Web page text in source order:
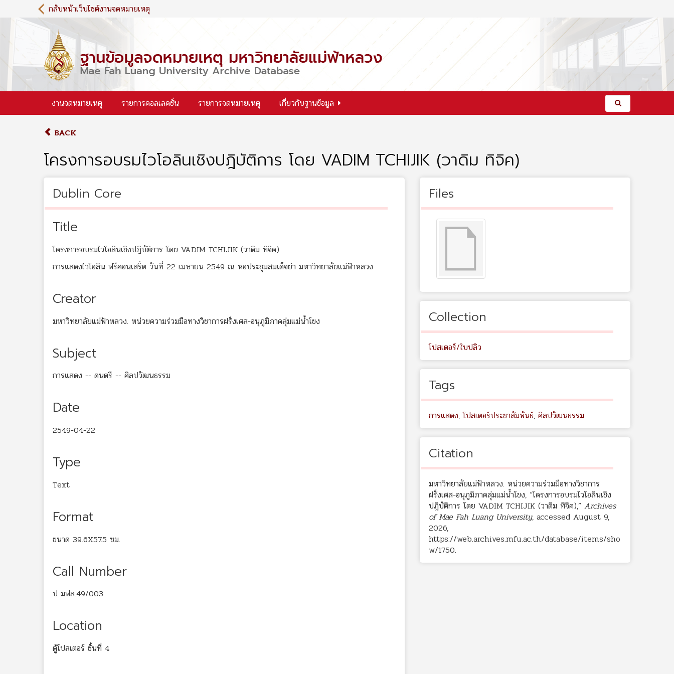
i
c
กลับหน้าเว็บไซต์งานจดหมายเหตุ
งานจดหมายเหตุ รายการคอลเลคชั่น รายการจดหมายเหตุ เกี่ยวกับฐานข้อมูล
BACK
โครงการอบรมไวโอลินเชิงปฎิบัติการ โดย VADIM TCHIJIK (วาดิม ทิจิค)
Dublin Core
Title
โครงการอบรมไวโอลินเชิงปฎิบัติการ โดย VADIM TCHIJIK (วาดิม ทิจิค)
การแสดงไวโอลิน ฟรีคอนเสริ์ต วันที่ 22 เมษายน 2549 ณ หอประชุมสมเด็จย่า มหาวิทยาลัยแม่ฟ้าหลวง
Creator
มหาวิทยาลัยแม่ฟ้าหลวง. หน่วยความร่วมมือทางวิชาการฝรั่งเศส-อนุภูมิภาคลุ่มแม่น้ำโขง
Subject
การแสดง -- ดนตรี -- ศิลปวัฒนธรรม
Date
2549-04-22
Type
Text
Format
ขนาด 39.6X57.5 ซม.
Call Number
ป มฟล.49/003
Location
ตู้โปสเตอร์ ชั้นที่ 4
Files
Collection
โปสเตอร์/ใบปลิว
Tags
การแสดง,โปสเตอร์ประชาสัมพันธ์, ศิลปวัฒนธรรม
Citation
มหาวิทยาลัยแม่ฟ้าหลวง. หน่วยความร่วมมือทางวิชาการ
ฝรั่งเศส-อนุภูมิภาคลุ่มแม่น้ำโขง, “โครงการอบรมไวโอลินเชิง
ปฎิบัติการ โดย VADIM TCHIJIK (วาดิม ทิจิค),” Archives
of Mae Fah Luang University, accessed August 9,
2026,
https://web.archives.mfu.ac.th/database/items/sho
w/1750.